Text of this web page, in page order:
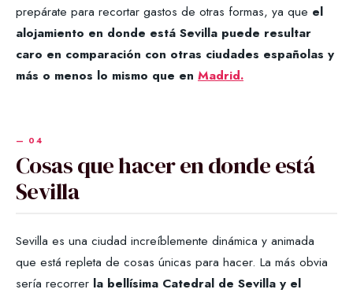
prepárate para recortar gastos de otras formas, ya que el
alojamiento en donde está Sevilla puede resultar
caro en comparación con otras ciudades españolas y
más o menos lo mismo que en Madrid.
Cosas que hacer en donde está
Sevilla
Sevilla es una ciudad increíblemente dinámica y animada
que está repleta de cosas únicas para hacer. La más obvia
sería recorrer la bellísima Catedral de Sevilla y el